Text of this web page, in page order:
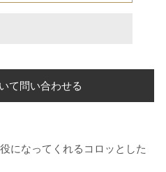
て問い合わせる
になってくれるコロッとした